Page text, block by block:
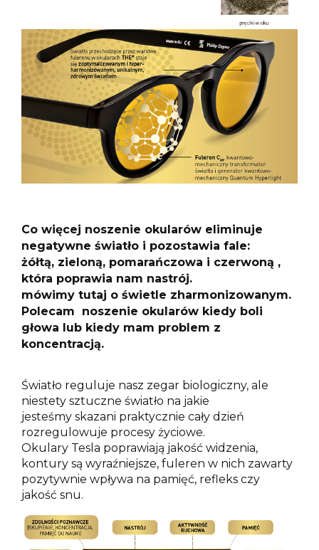
Co więcej noszenie okularów eliminuje
negatywne światło i pozostawia fale:
żółtą, zieloną, pomarańczowa i czerwoną ,
która poprawia nam nastrój.
mówimy tutaj o świetle zharmonizowanym.
Polecam noszenie okularów kiedy boli
głowa lub kiedy mam problem z
koncentracją.
Światło reguluje nasz zegar biologiczny, ale
niestety sztuczne światło na jakie
jesteśmy skazani praktycznie cały dzień
rozregulowuje procesy życiowe.
Okulary Tesla poprawiają jakość widzenia,
kontury są wyraźniejsze, fuleren w nich zawarty
pozytywnie wpływa na pamięć, refleks czy
jakość snu.